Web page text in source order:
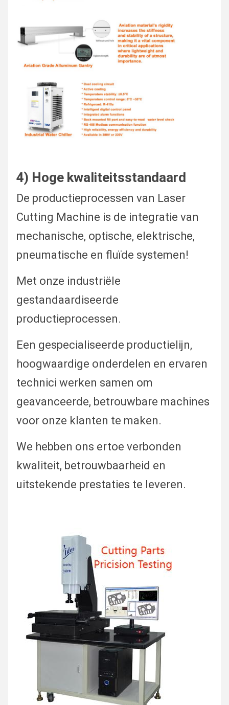
4) Hoge kwaliteitsstandaard
De productieprocessen van Laser
Cutting Machine is de integratie van
mechanische, optische, elektrische,
pneumatische en fluïde systemen!
Met onze industriële
gestandaardiseerde
productieprocessen.
Een gespecialiseerde productielijn,
hoogwaardige onderdelen en ervaren
technici werken samen om
geavanceerde, betrouwbare machines
voor onze klanten te maken.
We hebben ons ertoe verbonden
kwaliteit, betrouwbaarheid en
uitstekende prestaties te leveren.